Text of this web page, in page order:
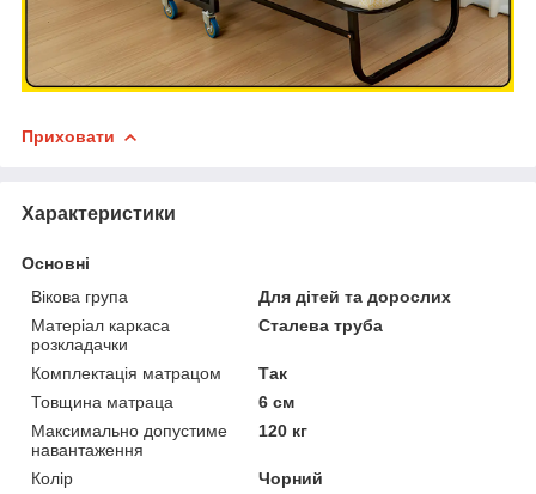
Приховати
Характеристики
Основні
Вікова група
Для дітей та дорослих
Матеріал каркаса
розкладачки
Сталева труба
Комплектація матрацом
Так
Товщина матраца
6 см
Максимально допустиме
навантаження
120 кг
Колір Чорний